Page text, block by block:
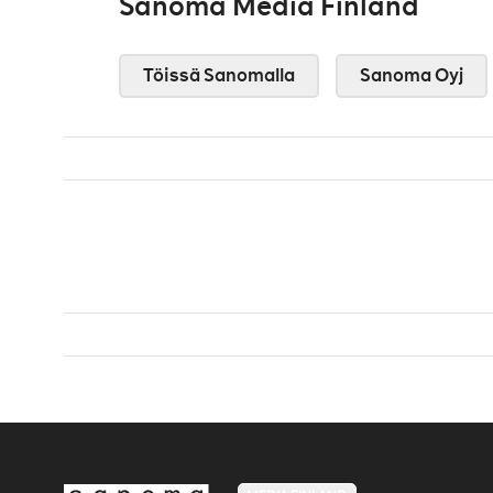
Töissä Sanomalla Sanoma Oyj